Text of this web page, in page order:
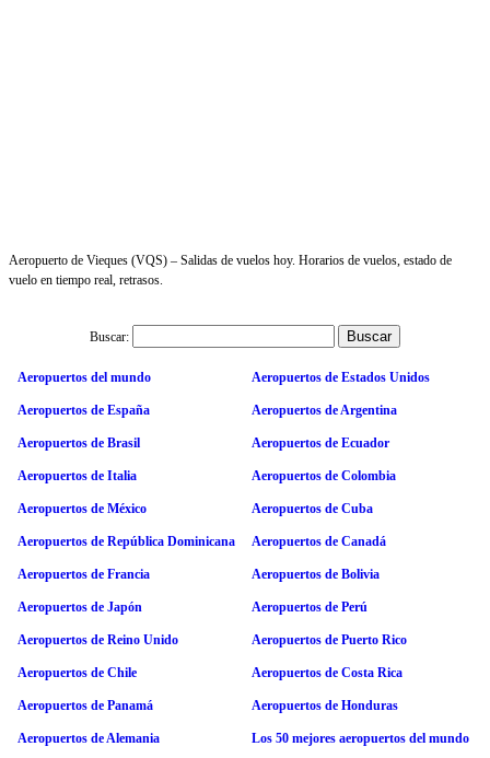
Aeropuerto de Vieques (VQS) – Salidas de vuelos hoy. Horarios de vuelos, estado de
vuelo en tiempo real, retrasos.
Buscar:
Aeropuertos del mundo Aeropuertos de Estados Unidos
Aeropuertos de España Aeropuertos de Argentina
Aeropuertos de Brasil Aeropuertos de Ecuador
Aeropuertos de Italia Aeropuertos de Colombia
Aeropuertos de México Aeropuertos de Cuba
Aeropuertos de República Dominicana Aeropuertos de Canadá
Aeropuertos de Francia Aeropuertos de Bolivia
Aeropuertos de Japón Aeropuertos de Perú
Aeropuertos de Reino Unido Aeropuertos de Puerto Rico
Aeropuertos de Chile Aeropuertos de Costa Rica
Aeropuertos de Panamá Aeropuertos de Honduras
Aeropuertos de Alemania Los 50 mejores aeropuertos del mundo